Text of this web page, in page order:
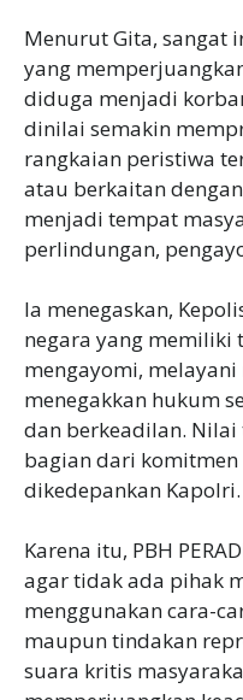
Menurut Gita, sangat
yang
diduga menjadi
dinilai semakin
rangkaian peristiwa
atau berkaitan
menjadi tempat
perlindungan,
Ia menegaskan,
negara yang memiliki
mengayomi,
menegakkan hukum
dan berkeadilan.
bagian dari komitmen
dikedepankan Kapolri.
Karena itu, PBH
agar tidak ada pihak
menggunakan cara-
maupun tindakan
suara kritis